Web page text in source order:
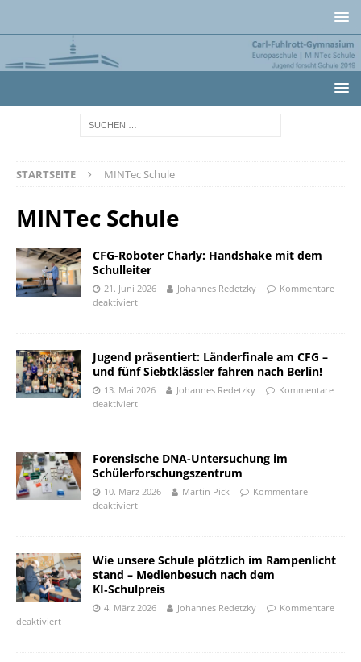
STARTSEITE MINTec Schule
MINTec Schule
CFG-Roboter Charly: Handshake mit dem
Schulleiter
21. Juni 2026 Johannes Redetzky
Kommentare
deaktiviert
Jugend präsentiert: Länderfinale am CFG –
und fünf Siebtklässler fahren nach Berlin!
13. Mai 2026 Johannes Redetzky
Kommentare
deaktiviert
Forensische DNA-Untersuchung im
Schülerforschungszentrum
10. März 2026 Martin Pick
Kommentare
deaktiviert
Wie unsere Schule plötzlich im Rampenlicht
stand – Medienbesuch nach dem
KI‑Schulpreis
4. März 2026 Johannes Redetzky
Kommentare
deaktiviert